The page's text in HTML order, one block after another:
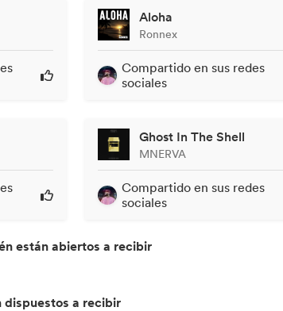
Aloha
Ronnex
Compartido en sus redes
sociales
Ghost In The Shell
MNERVA
Compartido en sus redes
sociales
están abiertos a recibir
a recibir